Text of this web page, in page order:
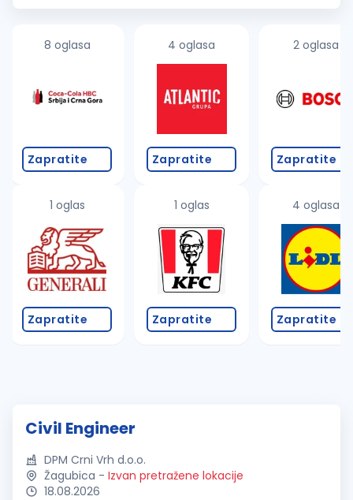
preciznoj...
8 oglasa
Zapratite
1 oglas
Zapratite
4 oglasa
Zapratite
1 oglas
Zapratite
2 oglasa
Zapratite
4 oglasa
Zapratite
Civil Engineer
DPM Crni Vrh d.o.o.
Žagubica - Izvan pretražene lokacije
18.08.2026